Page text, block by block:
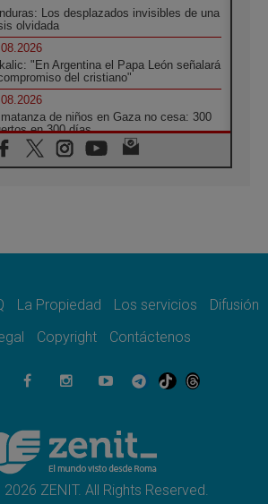
Los desplazados invisibles de una
olvidada
"En Argentina el Papa León señalará
del cristiano"
de niños en Gaza no cesa: 300
en 300 días
La guerra desfigura el mundo, solo la
misión al servicio del Evangelio
2026, dar voz a las religiosas en el
público
un proyecto de empoderamiento
oficial del Viaje Apostólico del
León XIV a Francia
La Propiedad Los servicios
Difusión
Copyright Contáctenos
ZENIT. All Rights Reserved.